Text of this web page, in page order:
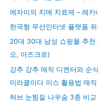
에자이의 치매 치료제 – 레카
한국형 무선인터넷 플랫폼 위
20대 30대 남성 쇼핑몰 추천
오, 아즈크로)
강추 강추 매직 디켄터와 순
미라클이다 이스 활용법 매
허브 눈찜질 나우숨 3종 비교